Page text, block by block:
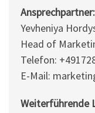
Ansprechpartner:
Yevheniya
Head of
Telefon:
E-Mail:
Weiterführende